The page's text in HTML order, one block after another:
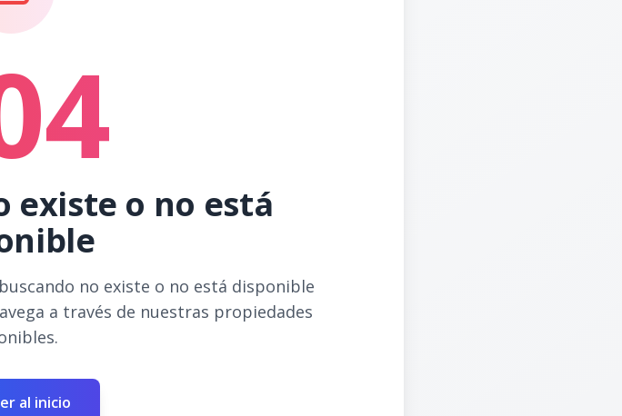
existe o no está
no existe o no está disponible
a través de nuestras propiedades
al inicio